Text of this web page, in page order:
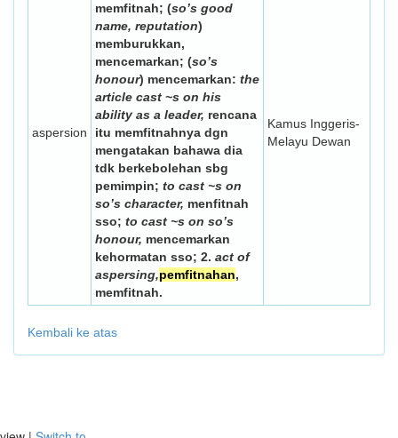
aspersion
memfitnah; (so’s good
name, reputation)
memburukkan,
mencemarkan; (so’s
honour) mencemarkan: the
article cast ~s on his
ability as a leader, rencana
itu memfitnahnya dgn
mengatakan bahawa dia
tdk berkebolehan sbg
pemimpin; to cast ~s on
so’s character, menfitnah
sso; to cast ~s on so’s
honour, mencemarkan
kehormatan sso; 2. act of
aspersing,pemfitnahan,
memfitnah.
Kamus Inggeris-
Melayu Dewan
Kembali ke atas